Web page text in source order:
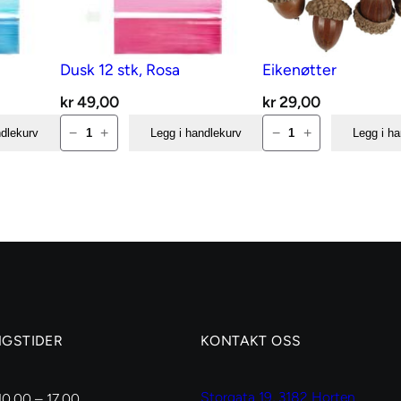
Dusk 12 stk, Rosa
kr49,00
Dusk
12
− + Legg i handlekurv
Eikenøtter
kr29,00
Eikenøtter
antall
− + Legg i
KONTAKT OSS
Storgata 19, 3182 Horten